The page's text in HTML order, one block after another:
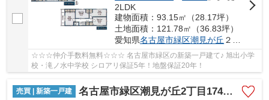
2LDK
建物面積：93.15㎡（28.17坪）
土地面積：121.78㎡（36.83坪）
愛知県名古屋市緑区潮見が丘 ２丁目174
☆☆☆仲介手数料無料☆☆☆ 名古屋市緑区の新築一戸建て♪ 旭出小学
校・滝ノ水中学校 シロアリ保証5年！地盤保証20年！
売買 | 新築一戸建 名古屋市緑区潮見が丘2丁目174【仲介手数料無料】新築一戸建て 3号棟